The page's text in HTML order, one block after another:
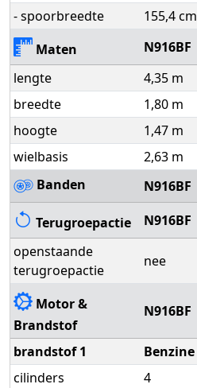
- spoorbreedte
155,4 cm
Maten
N916BF
lengte
4,35 m
breedte
1,80 m
hoogte
1,47 m
wielbasis
2,63 m
Banden
N916BF
Terugroepactie
N916BF
openstaande
terugroepactie
nee
Motor &
Brandstof
N916BF
brandstof 1
Benzine
cilinders
4